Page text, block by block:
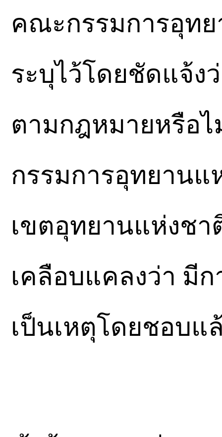
คณะกรรมการอุท
ระบุไว้โดยชัดแจ้ง
ตามกฎหมายหรือ
กรรมการอุทยาน
เขตอุทยานแห่งช
เคลือบแคลงว่า มี
เป็นเหตุโดยชอบแ